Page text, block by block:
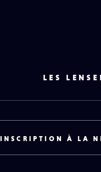
LES
INSCRIPTION À LA